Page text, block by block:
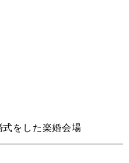
式をした楽婚会場